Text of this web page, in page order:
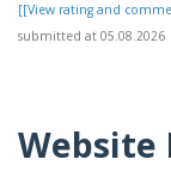
[[View rating and
submitted at 05.08.2026
Website